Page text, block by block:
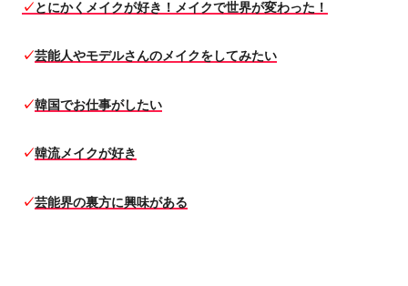
✓とにかくメイクが好き！メイクで世界が変わった！
✓芸能人やモデルさんのメイクをしてみたい
✓韓国でお仕事がしたい
✓韓流メイクが好き
✓芸能界の裏方に興味がある